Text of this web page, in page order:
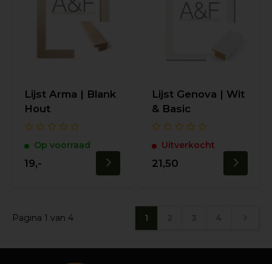
Lijst Arma | Blank
Hout
Op voorraad
19,-
Lijst Genova | Wit
& Basic
Uitverkocht
21,50
Pagina 1 van 4 1